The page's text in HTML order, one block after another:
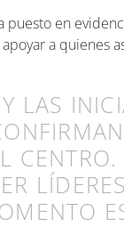
puesto en
a quienes
LAS